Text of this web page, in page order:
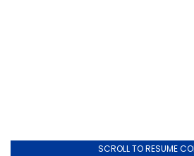
SCROLL TO RESUME